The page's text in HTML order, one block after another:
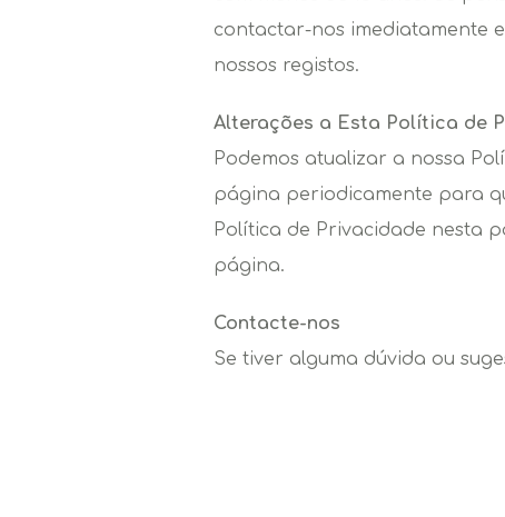
contactar-nos imediatamente
nossos registos.
Alterações a Esta Política de
Podemos atualizar a nossa
página periodicamente para
Política de Privacidade nesta
página.
Contacte-nos
Se tiver alguma dúvida ou